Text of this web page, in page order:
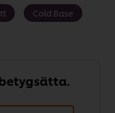
Cold Base